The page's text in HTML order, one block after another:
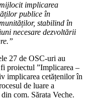
implicarea
publice în
stabilind în
necesare dezvoltării
27 de OSC-uri au
proiectul ”Implicarea –
implicarea cetățenilor în
de luare a
com. Sărata Veche.